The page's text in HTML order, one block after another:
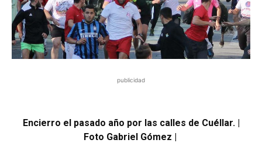
publicidad
Encierro el pasado año por las calles de Cuéllar. |
Foto Gabriel Gómez |